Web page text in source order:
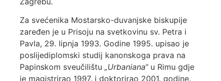
Za svećenika Mostarsko-duvanjske biskupije
zaređen je u Prisoju na svetkovinu sv. Petra i
Pavla, 29. lipnja 1993. Godine 1995. upisao je
poslijediplomski studij kanonskoga prava na
Papinskom sveučilištu „Urbaniana“u Rimu gdje
je magistrirao 1997. i doktorirao 2001. godine.